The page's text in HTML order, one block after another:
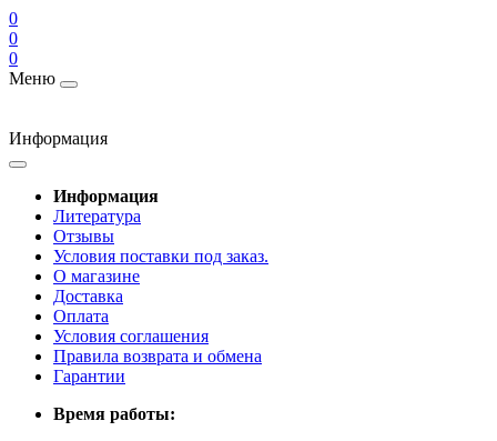
0
0
0
Меню
Информация
Информация
Литература
Отзывы
Условия поставки под заказ.
О магазине
Доставка
Оплата
Условия соглашения
Правила возврата и обмена
Гарантии
Время работы: